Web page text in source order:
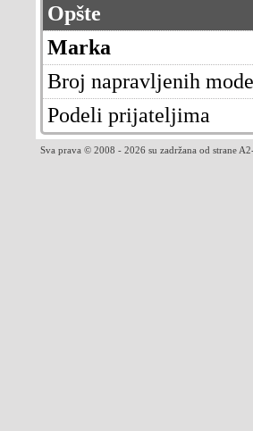
Opšte
Marka
Broj napravljenih
Podeli prijateljima
Sva prava © 2008 - 2026 su zadržana od strane